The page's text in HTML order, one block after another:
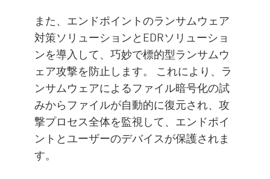
また、エンドポイントのランサムウェア
対策ソリューションとEDRソリューショ
ンを導入して、巧妙で標的型ランサムウ
ェア攻撃を防止します。 これにより、ラ
ンサムウェアによるファイル暗号化の試
みからファイルが自動的に復元され、攻
撃プロセス全体を監視して、エンドポイ
ントとユーザーのデバイスが保護されま
す。